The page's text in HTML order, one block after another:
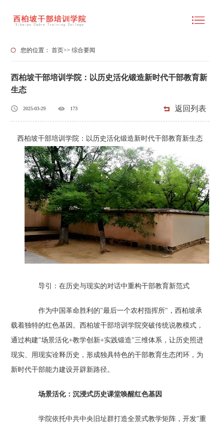
您的位置：首页>>综合要闻
西柏坡干部培训学院：以历史活化锻造新时代干部教育新
生态
2025-03-29 173 返回列表
西柏坡干部培训学院：以历史活化锻造新时代干部教育新生态
导引：在历史与现实的对话中重构干部教育新范式‌
作为中国革命胜利的"最后一个农村指挥所"，西柏坡承
载着独特的红色基因。西柏坡干部培训学院突破传统说教模式，
通过构建"场景活化+教学创新+实践锻造"三维体系，让历史照进
现实、用现实诠释历史，形成独具特色的干部教育生态闭环，为
新时代干部能力建设开辟新路径。
场景活化：沉浸式历史课堂唤醒红色基因‌
学院依托中共中央旧址群打造全景式教学矩阵，开发"重